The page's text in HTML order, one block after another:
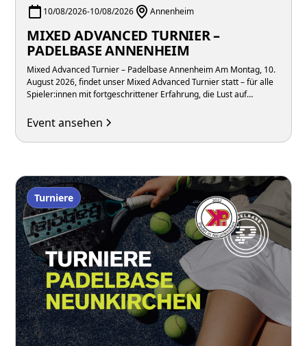
10/08/2026-10/08/2026 Annenheim
MIXED ADVANCED TURNIER –
PADELBASE ANNENHEIM
Mixed Advanced Turnier – Padelbase Annenheim Am Montag, 10.
August 2026, findet unser Mixed Advanced Turnier statt – für alle
Spieler:innen mit fortgeschrittener Erfahrung, die Lust auf
Event ansehen
Turniere